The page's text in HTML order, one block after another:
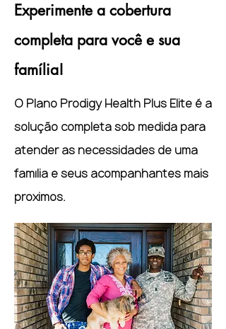
Experimente a cobertura
completa para você e sua
família!
O Plano Prodigy Health Plus Elite é a
solução completa sob medida para
atender às necessidades de uma
família e seus acompanhantes mais
próximos.